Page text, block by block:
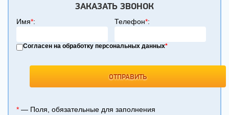
ЗАКАЗАТЬ ЗВОНОК
Имя*: Телефон*:
Согласен на обработку персональных данных*
* — Поля, обязательные для заполнения